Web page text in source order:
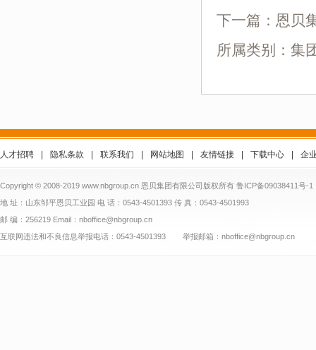
下一篇： 恩贝
所属类别：集
人才招聘 隐私条款 联系我们 网站地图 友情链接 下载中心 企
Copyright © 2008-2019 www.nbgroup.cn 恩贝集团有限公司版权所有 鲁ICP备09038411号-1
地 址：山东邹平恩贝工业园 电 话：0543-4501393 传 真：0543-4501993
邮 编：256219 Email：nboffice@nbgroup.cn
互联网违法和不良信息举报电话：0543-4501393 举报邮箱：nboffice@nbgroup.cn